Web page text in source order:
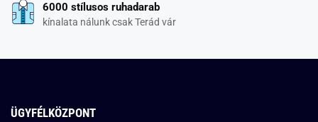
6000 stílusos ruhadarab
kínalata nálunk csak Terád vár
ÜGYFÉLKÖZPONT